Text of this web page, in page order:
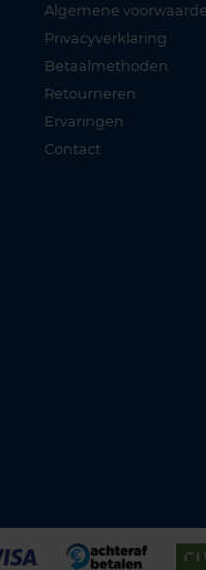
Algemene
Privacyverklaring
Betaalmethoden
Retourneren
Ervaringen
Contact